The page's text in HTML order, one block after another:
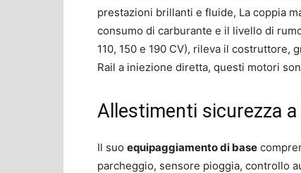
prestazioni brillanti e fluide, La coppia
consumo di carburante e il livello di
110, 150 e 190 CV), rileva il costruttore,
Rail a iniezione diretta, questi motori
Allestimenti sicurezza
Il suo equipaggiamento di base
parcheggio, sensore pioggia, controllo